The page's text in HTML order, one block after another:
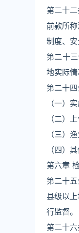
第二十
前款所
制度、安
第二十
地实际
第二十
（一）
（二）
（三）
（四）
第六章
第二十
县级以
行监督。
第二十